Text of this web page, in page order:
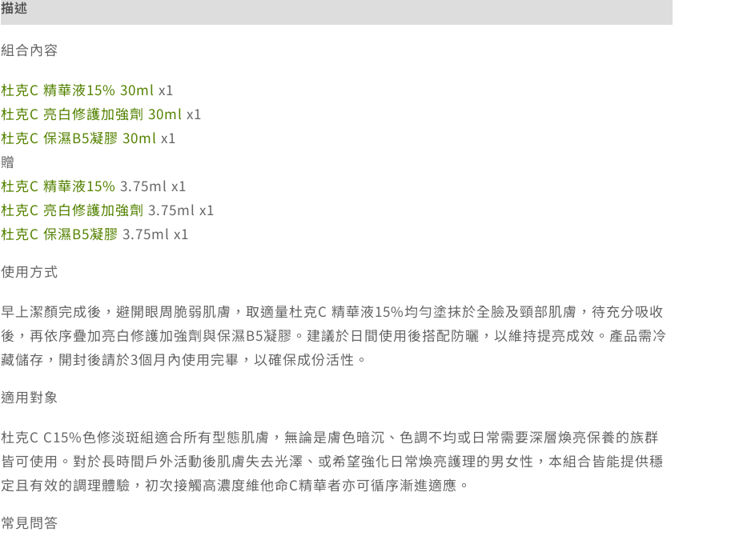
描述
組合內容
杜克C 精華液15% 30ml x1
杜克C 亮白修護加強劑 30ml x1
杜克C 保濕B5凝膠 30ml x1
贈
杜克C 精華液15% 3.75ml x1
杜克C 亮白修護加強劑 3.75ml x1
杜克C 保濕B5凝膠 3.75ml x1
使用方式
早上潔顏完成後，避開眼周脆弱肌膚，取適量杜克C 精華液15%均勻塗抹於全臉及頸部肌膚，待充分吸收
後，再依序疊加亮白修護加強劑與保濕B5凝膠。建議於日間使用後搭配防曬，以維持提亮成效。產品需冷
藏儲存，開封後請於3個月內使用完畢，以確保成份活性。
適用對象
杜克C C15%色修淡斑組適合所有型態肌膚，無論是膚色暗沉、色調不均或日常需要深層煥亮保養的族群
皆可使用。對於長時間戶外活動後肌膚失去光澤、或希望強化日常煥亮護理的男女性，本組合皆能提供穩
定且有效的調理體驗，初次接觸高濃度維他命C精華者亦可循序漸進適應。
常見問答